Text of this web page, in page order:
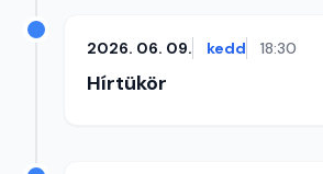
2026. 06. 09. kedd 18:30
Hírtükör